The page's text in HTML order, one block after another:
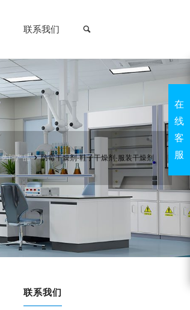
联系我们
热门产品 防霉干燥剂-鞋子干燥剂-服装干燥剂
联系我们
在
线
客
服